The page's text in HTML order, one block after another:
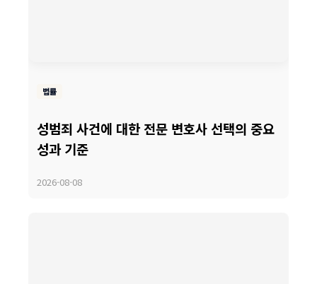
법률
성범죄 사건에 대한 전문 변호사 선택의 중요
성과 기준
2026-08-08